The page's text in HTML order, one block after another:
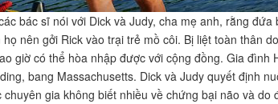
bác sĩ nói với Dick và Judy, cha mẹ anh, rằng
nên gởi Rick vào trại trẻ mồ côi. Bị liệt toàn thân
giờ có thể hòa nhập được với cộng đồng. Gia đình
bang Massachusetts. Dick và Judy quyết định
gia không biết nhiều về chứng bại não và do